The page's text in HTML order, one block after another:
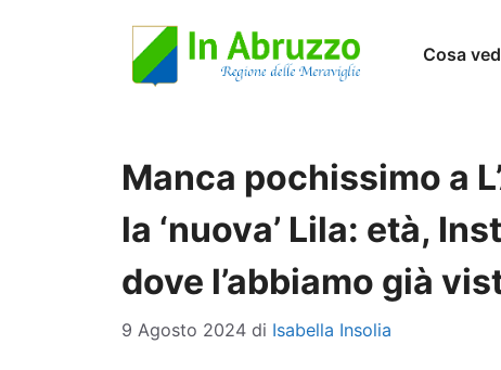
Cosa
Manca pochissimo a
la ‘nuova’ Lila: età,
dove l’abbiamo già
9 Agosto 2024 di Isabella Insolia